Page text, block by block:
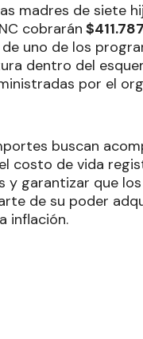
madres de siete
cobrarán
uno de los
dentro del
por el
buscan
costo de vida
y garantizar que
de su poder
inflación.